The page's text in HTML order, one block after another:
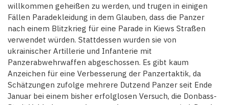
willkommen geheißen zu werden, und trugen in einigen
Fällen Paradekleidung in dem Glauben, dass die Panzer
nach einem Blitzkrieg für eine Parade in Kiews Straßen
verwendet würden. Stattdessen wurden sie von
ukrainischer Artillerie und Infanterie mit
Panzerabwehrwaffen abgeschossen. Es gibt kaum
Anzeichen für eine Verbesserung der Panzertaktik, da
Schätzungen zufolge mehrere Dutzend Panzer seit Ende
Januar bei einem bisher erfolglosen Versuch, die Donbass-